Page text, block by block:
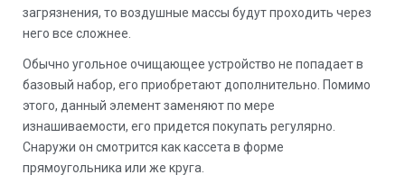
загрязнения, то воздушные массы будут проходить через
него все сложнее.
Обычно угольное очищающее устройство не попадает в
базовый набор, его приобретают дополнительно. Помимо
этого, данный элемент заменяют по мере
изнашиваемости, его придется покупать регулярно.
Снаружи он смотрится как кассета в форме
прямоугольника или же круга.